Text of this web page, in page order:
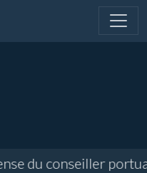
conseiller portuaire